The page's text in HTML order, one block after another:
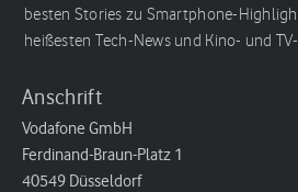
besten Stories zu Smartphone-
heißesten Tech-News und Kino- und
Anschrift
Vodafone GmbH
Ferdinand-Braun-Platz 1
40549 Düsseldorf